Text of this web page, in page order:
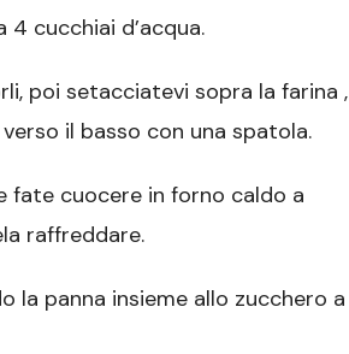
cucchiai d’acqua.
poi setacciatevi sopra la farina ,
il basso con una spatola.
fate cuocere in forno caldo a
raffreddare.
panna insieme allo zucchero a